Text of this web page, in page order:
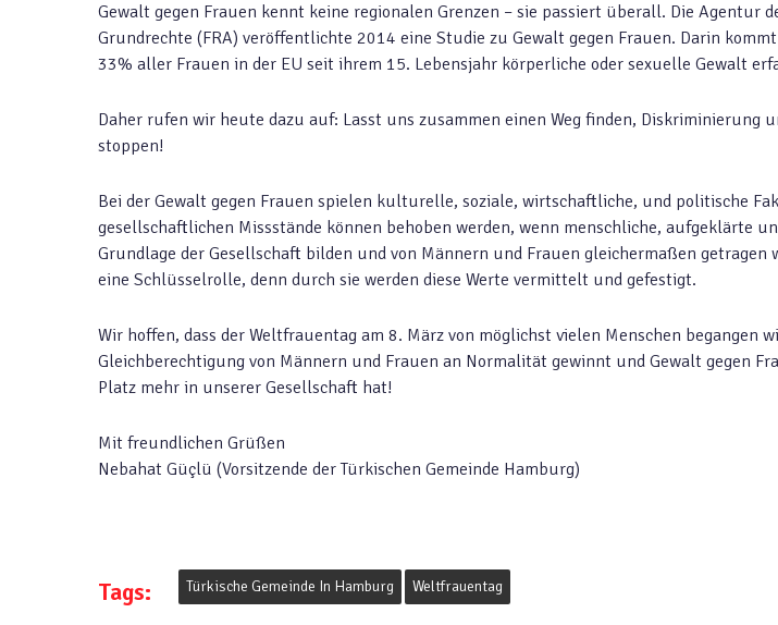
Gewalt gegen Frauen kennt keine regionalen Grenzen – sie passiert überall. Die Agentur
Grundrechte (FRA) veröffentlichte 2014 eine Studie zu Gewalt gegen Frauen. Darin
33% aller Frauen in der EU seit ihrem 15. Lebensjahr körperliche oder sexuelle Gewalt
Daher rufen wir heute dazu auf: Lasst uns zusammen einen Weg finden, Diskriminierung
stoppen!
Bei der Gewalt gegen Frauen spielen kulturelle, soziale, wirtschaftliche, und politische
gesellschaftlichen Missstände können behoben werden, wenn menschliche, aufgeklärte
Grundlage der Gesellschaft bilden und von Männern und Frauen gleichermaßen
eine Schlüsselrolle, denn durch sie werden diese Werte vermittelt und gefestigt.
Wir hoffen, dass der Weltfrauentag am 8. März von möglichst vielen Menschen begangen
Gleichberechtigung von Männern und Frauen an Normalität gewinnt und Gewalt gegen
Platz mehr in unserer Gesellschaft hat!
Mit freundlichen Grüßen
Nebahat Güçlü (Vorsitzende der Türkischen Gemeinde Hamburg)
Tags: Türkische Gemeinde In Hamburg Weltfrauentag